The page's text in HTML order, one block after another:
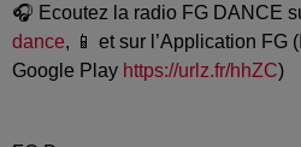
🎧 Ecoutez la radio FG DANCE
dance, 📱 et sur l’Application FG
Google Play https://urlz.fr/hhZC)